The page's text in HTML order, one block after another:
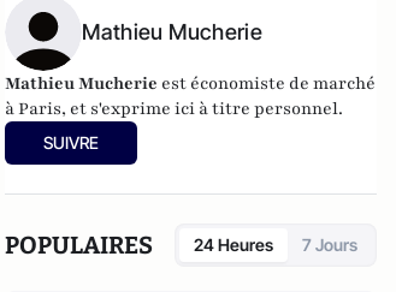
Mathieu Mucherie
Mathieu Mucherie est économiste de marché
à Paris, et s'exprime ici à titre personnel.
SUIVRE
POPULAIRES 24 Heures 7 Jours